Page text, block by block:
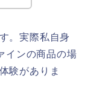
。実際私自身
インの商品の場
験がありま